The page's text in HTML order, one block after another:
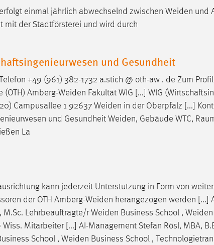
einmal jährlich abwechselnd zwischen Weiden und
mit der Stadtförsterei und wird durch
und Gesundheit
+49 (961) 382-1732 a.stich @ oth-aw . de Zum
(OTH) Amberg-Weiden Fakultät WIG [...] WIG
Campusallee 1 92637 Weiden in der Oberpfalz [...]
und Gesundheit Weiden, Gebäude WTC,
La
kann jederzeit Unterstützung in Form von
der OTH Amberg-Weiden herangezogen werden [...]
M.Sc. Lehrbeauftragte/rWeiden Business School , Weiden
Mitarbeiter [...] AI-Management Stefan Rösl, MBA,
School , Weiden Business School ,